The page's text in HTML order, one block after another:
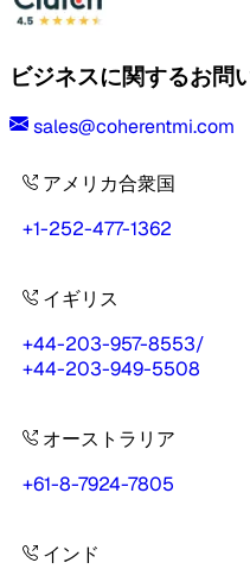
ビジネスに関するお問
sales@coherentmi.com
アメリカ合衆国
+1-252-477-1362
イギリス
+44-203-957-8553/
+44-203-949-5508
オーストラリア
+61-8-7924-7805
インド